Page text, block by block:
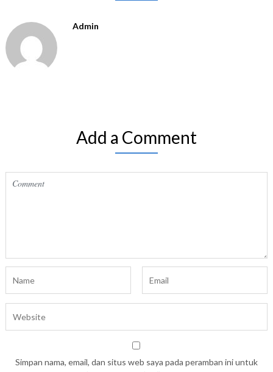
Admin
Add a Comment
Simpan nama, email, dan situs web saya pada peramban ini untuk